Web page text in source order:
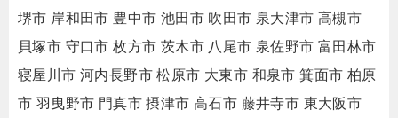
堺市 岸和田市 豊中市 池田市 吹田市 泉大津市 高槻市
貝塚市 守口市 枚方市 茨木市 八尾市 泉佐野市 富田林市
寝屋川市 河内長野市 松原市 大東市 和泉市 箕面市 柏原
市 羽曳野市 門真市 摂津市 高石市 藤井寺市 東大阪市